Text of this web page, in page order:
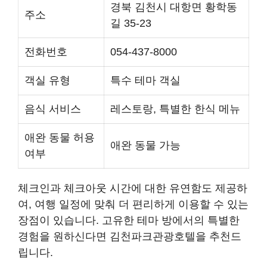
주소
경북 김천시 대항면 황학동
길 35-23
전화번호 054-437-8000
객실 유형 특수 테마 객실
음식 서비스 레스토랑, 특별한 한식 메뉴
애완 동물 허용
여부
애완 동물 가능
체크인과 체크아웃 시간에 대한 유연함도 제공하
여, 여행 일정에 맞춰 더 편리하게 이용할 수 있는
장점이 있습니다. 고유한 테마 방에서의 특별한
경험을 원하신다면 김천파크관광호텔을 추천드
립니다.